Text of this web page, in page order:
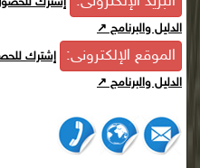
الدليل والبرنامج ↗
الموقع الإلكترونى: إشترك
الدليل والبرنامج ↗